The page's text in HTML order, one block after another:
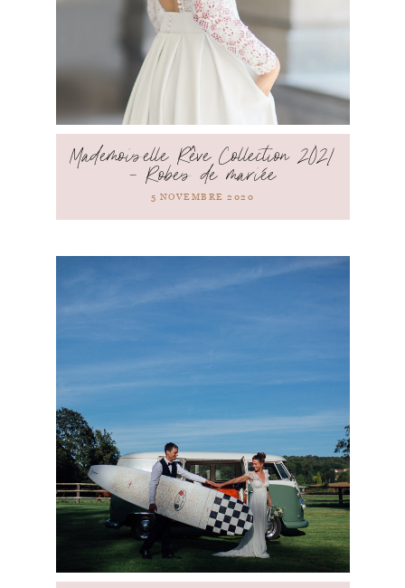
Mademoiselle Rêve Collection 2021
– Robes de mariée
5 NOVEMBRE 2020